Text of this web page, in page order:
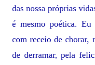
das nossa próprias
é mesmo poética.
com receio de chorar,
de derramar, pela